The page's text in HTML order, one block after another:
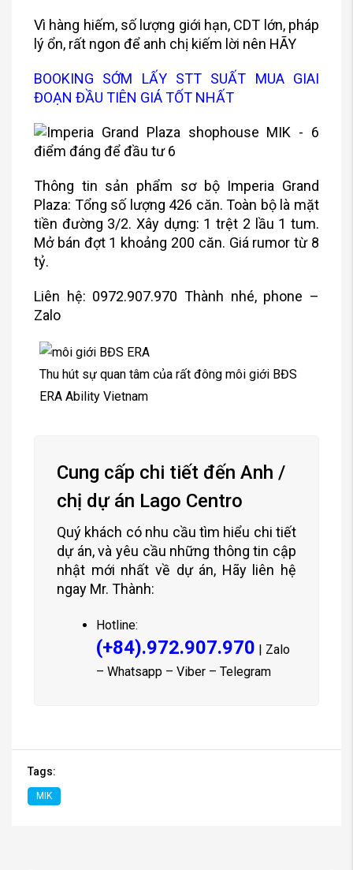
Vì hàng hiếm, số lượng giới hạn, CDT lớn, pháp
lý ổn, rất ngon để anh chị kiếm lời nên HÃY
BOOKING SỚM LẤY STT SUẤT MUA GIAI
ĐOẠN ĐẦU TIÊN GIÁ TỐT NHẤT
Thông tin sản phẩm sơ bộ Imperia Grand
Plaza: Tổng số lượng 426 căn. Toàn bộ là mặt
tiền đường 3/2. Xây dựng: 1 trệt 2 lầu 1 tum.
Mở bán đợt 1 khoảng 200 căn. Giá rumor từ 8
tỷ.
Liên hệ: 0972.907.970 Thành nhé, phone –
Zalo
Thu hút sự quan tâm của rất đông môi giới BĐS
ERA Ability Vietnam
Cung cấp chi tiết đến Anh /
chị dự án Lago Centro
Quý khách có nhu cầu tìm hiểu chi tiết
dự án, và yêu cầu những thông tin cập
nhật mới nhất về dự án, Hãy liên hệ
ngay Mr. Thành:
Hotline:
(+84).972.907.970
| Zalo
– Whatsapp – Viber – Telegram
Tags:
MIK